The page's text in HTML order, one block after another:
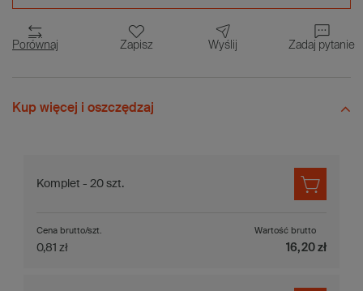
Porównaj Zapisz Wyślij Zadaj pytanie
Kup więcej i oszczędzaj
Komplet - 20 szt.
Cena brutto/szt.
0,81 zł
Wartość brutto
16,20 zł